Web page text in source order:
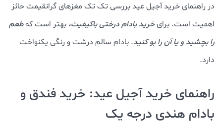
در راهنمای خرید آجیل عید بررسی تک تک مغزهای گرانقیمت حائز
اهمیت است. برایخرید بادام درختی باکیفیت، بهتر است کهطعم
را بچشید و یا آن را بو کنید. بادام سالم درشت و رنگی یکنواخت
دارد.
راهنمای خرید آجیل عید: خرید فندق و
بادام هندی درجه یک